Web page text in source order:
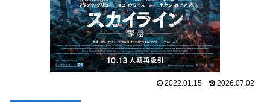
2022.01.15 2026.07.02